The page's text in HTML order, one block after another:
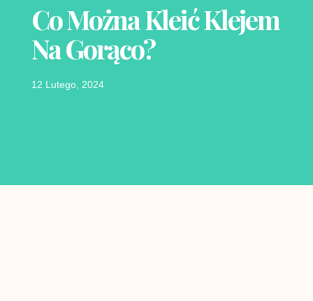
Co Można Kleić Klejem
Na Gorąco?
12 Lutego, 2024